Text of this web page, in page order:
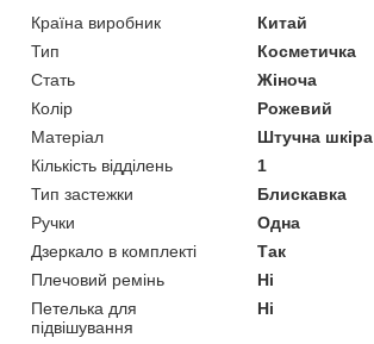
Країна виробник
Китай
Тип
Косметичка
Стать
Жіноча
Колір
Рожевий
Матеріал
Штучна шкіра
Кількість відділень
1
Тип застежки
Блискавка
Ручки
Одна
Дзеркало в комплекті
Так
Плечовий ремінь
Ні
Петелька для
підвішування
Ні